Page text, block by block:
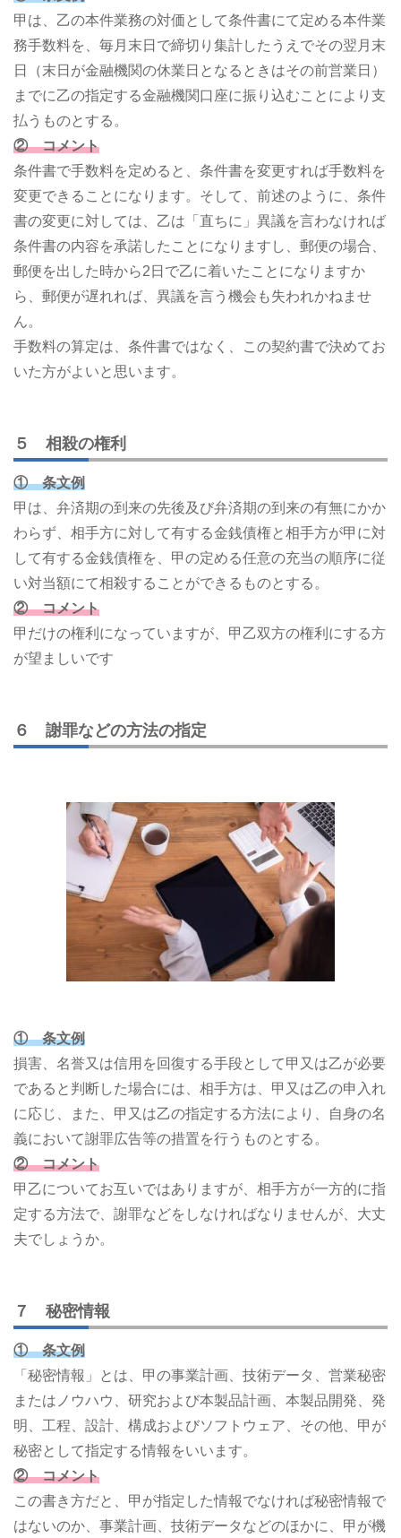
甲は、乙の本件業務の対価として条件書にて定める本件業
務手数料を、毎月末日で締切り集計したうえでその翌月末
日（末日が金融機関の休業日となるときはその前営業日）
までに乙の指定する金融機関口座に振り込むことにより支
払うものとする。
② コメント
条件書で手数料を定めると、条件書を変更すれば手数料を
変更できることになります。そして、前述のように、条件
書の変更に対しては、乙は「直ちに」異議を言わなければ
条件書の内容を承諾したことになりますし、郵便の場合、
郵便を出した時から2日で乙に着いたことになりますか
ら、郵便が遅れれば、異議を言う機会も失われかねませ
ん。
手数料の算定は、条件書ではなく、この契約書で決めてお
いた方がよいと思います。
５ 相殺の権利
① 条文例
甲は、弁済期の到来の先後及び弁済期の到来の有無にかか
わらず、相手方に対して有する金銭債権と相手方が甲に対
して有する金銭債権を、甲の定める任意の充当の順序に従
い対当額にて相殺することができるものとする。
② コメント
甲だけの権利になっていますが、甲乙双方の権利にする方
が望ましいです
６ 謝罪などの方法の指定
① 条文例
損害、名誉又は信用を回復する手段として甲又は乙が必要
であると判断した場合には、相手方は、甲又は乙の申入れ
に応じ、また、甲又は乙の指定する方法により、自身の名
義において謝罪広告等の措置を行うものとする。
② コメント
甲乙についてお互いではありますが、相手方が一方的に指
定する方法で、謝罪などをしなければなりませんが、大丈
夫でしょうか。
７ 秘密情報
① 条文例
「秘密情報」とは、甲の事業計画、技術データ、営業秘密
またはノウハウ、研究および本製品計画、本製品開発、発
明、工程、設計、構成およびソフトウェア、その他、甲が
秘密として指定する情報をいいます。
② コメント
この書き方だと、甲が指定した情報でなければ秘密情報で
はないのか、事業計画、技術データなどのほかに、甲が機